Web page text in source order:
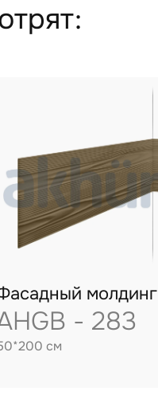
молдинг
- 283
см